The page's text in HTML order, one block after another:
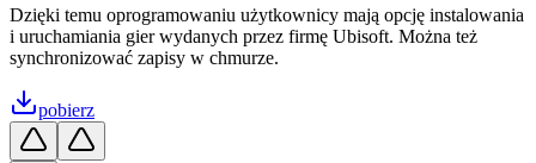
Dzięki temu oprogramowaniu użytkownicy mają opcję instalowania
i uruchamiania gier wydanych przez firmę Ubisoft. Można też
synchronizować zapisy w chmurze.
pobierz